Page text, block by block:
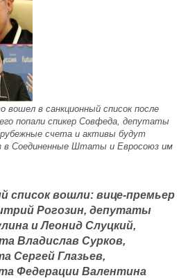
в санкционный список после
попали спикер Совфеда, депутаты
счета и активы будут
в Соединенные Штаты и Евросоюз им
список вошли: вице-премьер
Рогозин, депутаты
и Леонид Слуцкий,
Владислав Сурков,
Сергей Глазьев,
Федерации Валентина